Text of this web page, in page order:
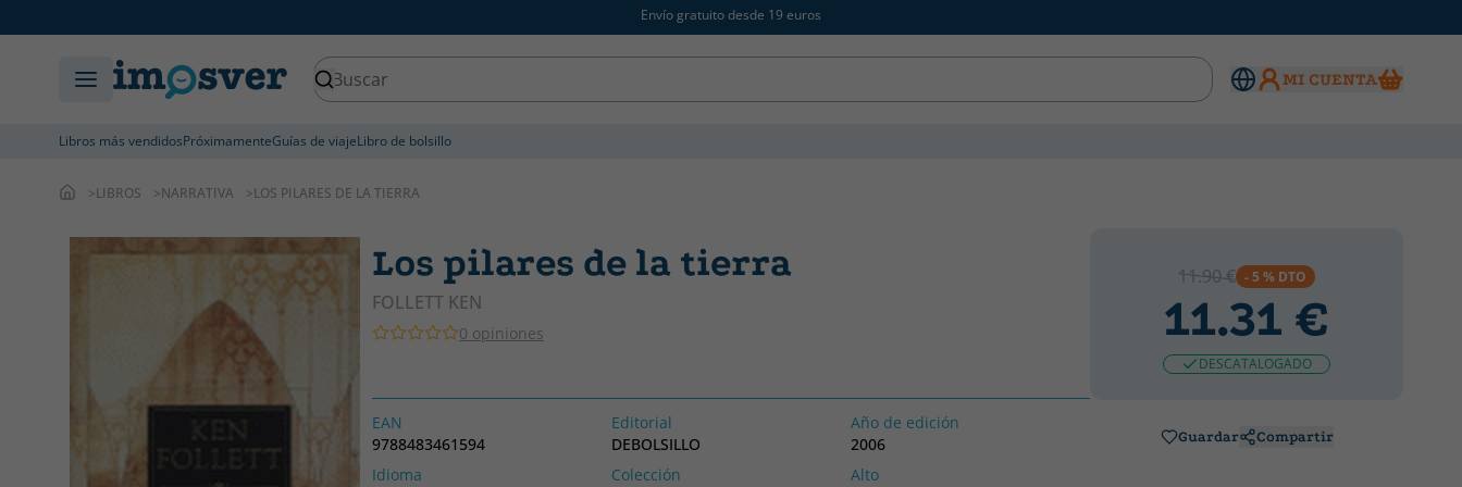
Envío gratuito desde 19 euros
MI CUENTA
Libros más vendidosPróximamenteGuías de viajeLibro de bolsillo
LIBROS NARRATIVA LOS PILARES DE LA TIERRA
Los pilares de la tierra
FOLLETT KEN
0 opiniones
EAN
9788483461594
Editorial
DEBOLSILLO
Año de edición
2006
Idioma
Colección
Alto
11.90 € - 5 % DTO
11.31 €
DESCATALOGADO
Guardar Compartir